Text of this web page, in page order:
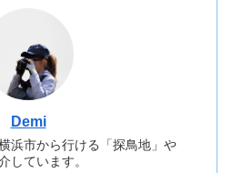
Demi
浜市から行ける「探鳥地」や
しています。